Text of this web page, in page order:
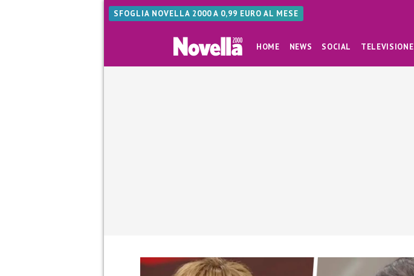
SFOGLIA NOVELLA 2000 A 0,99 EURO AL MESE
HOME NEWS SOCIAL TELEVISIONE